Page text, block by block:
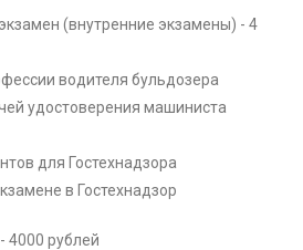
(внутренние экзамены) - 4
водителя бульдозера
удостоверения машиниста
для Гостехнадзора
в Гостехнадзор
4000 рублей